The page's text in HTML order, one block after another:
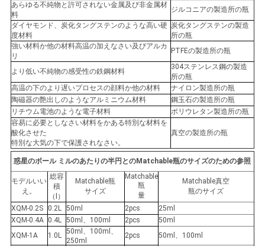
あらゆる不純物と許可されない金属及び非金属材
料
ジルコニアの製造所の瓶
ダイヤモンド、炭化タングステンのような高い硬
度材料
炭化タングステンの製造
所の瓶
強い材料か他の材料高温の加えなさい及びアルカ
リ
PTFEの製造所の瓶
より低い不純物の感受性の鉄鋼材料
304ステンレス鋼の製造
所の瓶
高温の下のより遅いプロセスの顔料か他の材料
ナイロン製造所の瓶
陶磁器の艶出しのようなアルミニウム材料
鋼玉石の製造所の瓶
リチウム電池のような電子材料
ポリウレタン製造所の瓶
容易に必要としなさい材料をかある特別な材料を
酸化させた
特別な大気の下で保護されなさい。
真空の製造所の瓶
惑星のボール ミルのあたりの半円とのMatchable瓶のサイズのための参照
モデルいい
え。
総容
積
（l）
Matchable瓶
サイズ
Matchable
瓶
量
Matchable真空
瓶のサイズ
XQM-0.2S 0.2L 50ml 2pcs
25ml
XQM-0.4A 0.4L 50ml、100ml 2pcs
50ml
XQM-1A
1.0L 50ml、100ml、
250ml
2pcs
50ml、100ml